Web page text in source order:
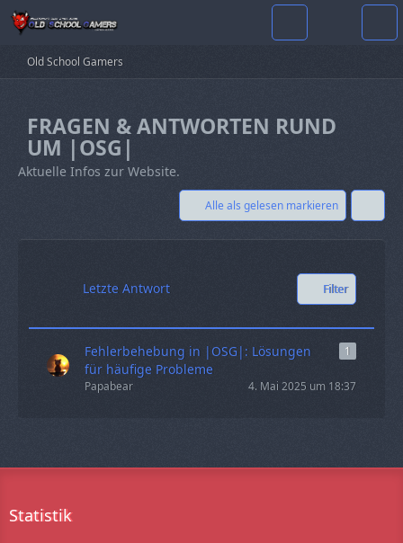
Old School Gamers
FRAGEN & ANTWORTEN RUND
UM |OSG|
Aktuelle Infos zur Website.
Alle als gelesen markieren
Letzte Antwort Filter
Fehlerbehebung in |OSG|: Lösungen
für häufige Probleme
1
Papabear 4. Mai 2025 um 18:37
Statistik